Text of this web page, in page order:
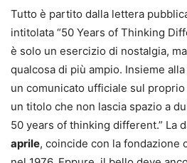
Tutto è partito dalla lettera
intitolata “50 Years of Thinking
è solo un esercizio di nostalgia,
qualcosa di più ampio. Insieme
un comunicato ufficiale sul proprio
un titolo che non lascia spazio a
50 years of thinking different.” La
aprile, coincide con la fondazione